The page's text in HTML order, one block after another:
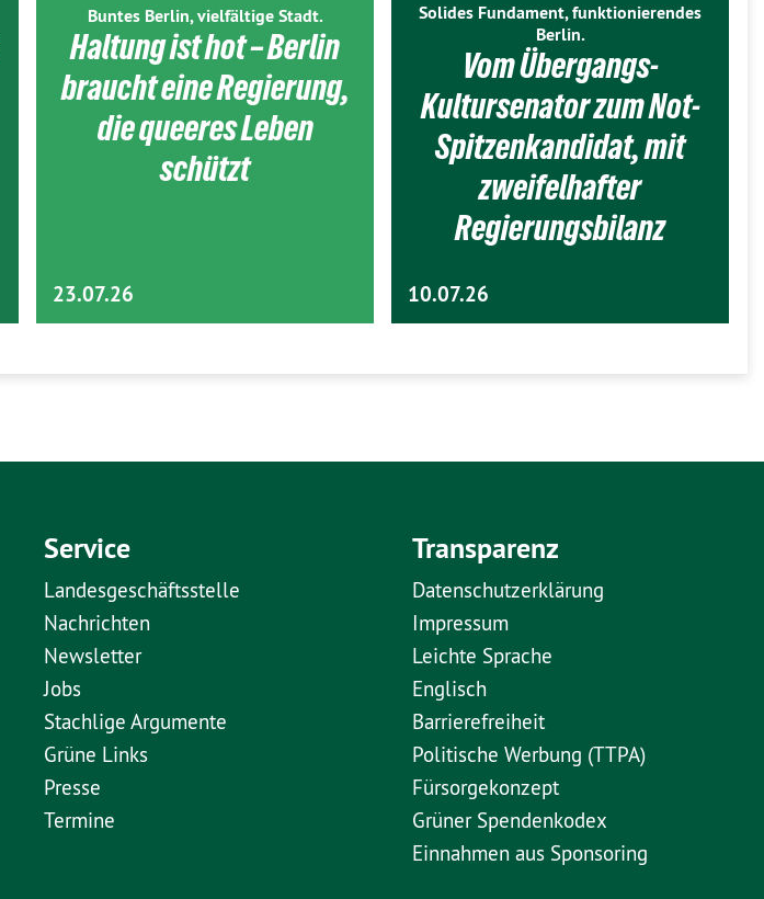
Buntes Berlin, vielfältige Stadt.
Haltung ist hot – Berlin
braucht eine Regierung,
die queeres Leben
schützt
23.07.26
Solides Fundament, funktionierendes
Berlin.
Vom Übergangs-
Kultursenator zum Not-
Spitzenkandidat, mit
zweifelhafter
Regierungsbilanz
10.07.26
Service
Landesgeschäftsstelle
Nachrichten
Newsletter
Jobs
Stachlige Argumente
Grüne Links
Presse
Termine
Transparenz
Datenschutzerklärung
Impressum
Leichte Sprache
Englisch
Barrierefreiheit
Politische Werbung (TTPA)
Fürsorgekonzept
Grüner Spendenkodex
Einnahmen aus Sponsoring